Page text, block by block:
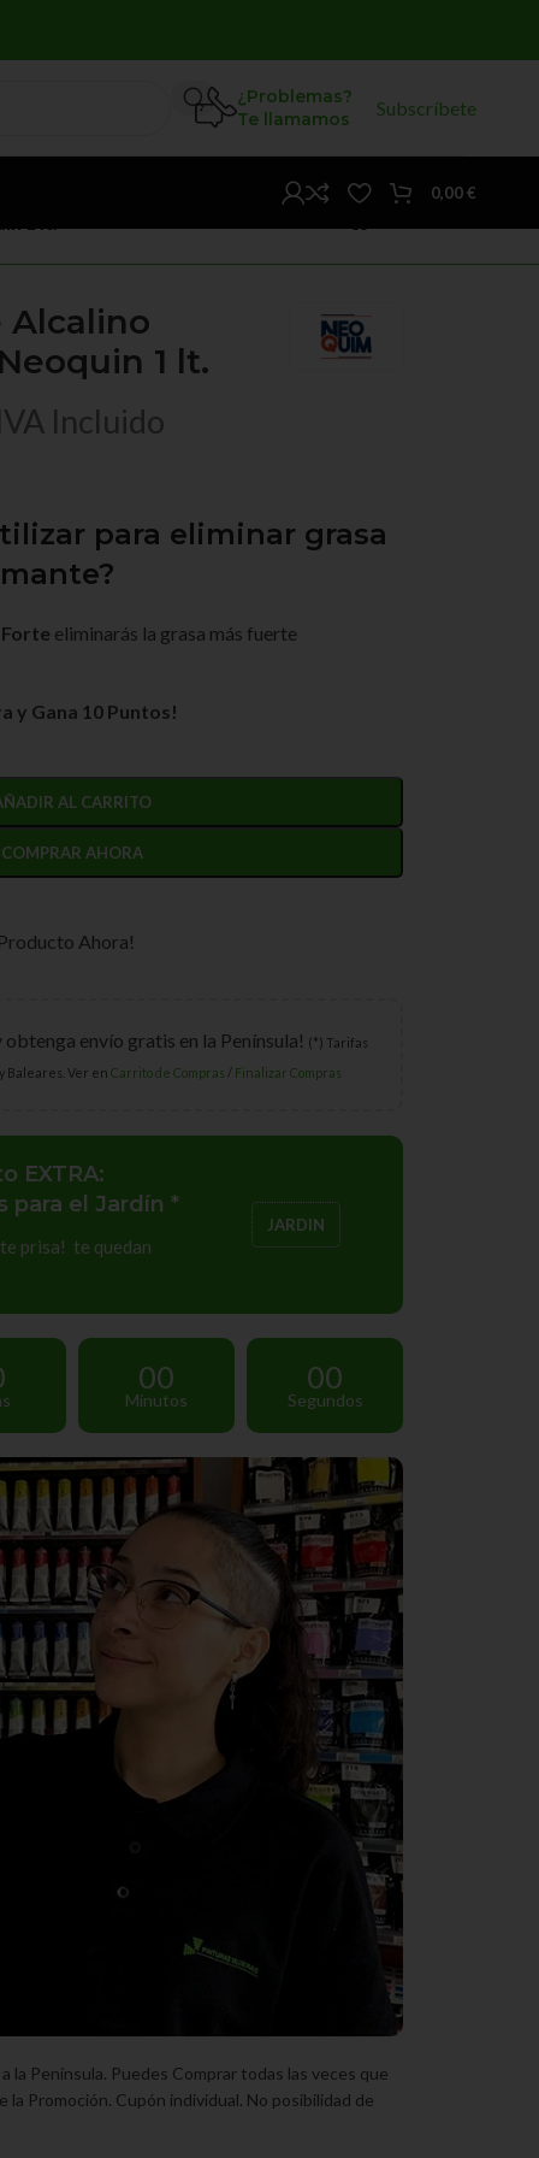
¿Problemas?
Te llamamos
Subscríbete
0,00€
Alcalino
1 lt.
Incluido
para eliminar grasa
eliminarás la grasa más fuerte
y Gana 10 Puntos!
AL CARRITO
COMPRAR AHORA
Ahora!
envío gratis en la Península! (*) Tarifas
Baleares. Ver en Carrito de Compras / Finalizar Compras
EXTRA:
para el Jardín *
prisa! te quedan
JARDIN
00
Minutos
00
Segundos
la Península. Puedes Comprar todas las veces que
la Promoción. Cupón individual. No posibilidad de